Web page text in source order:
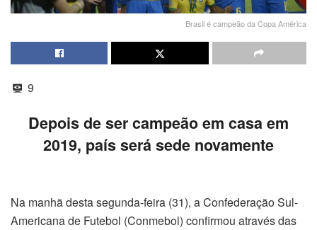
Brasil é campeão da Copa América
9
Depois de ser campeão em casa em
2019, país será sede novamente
Na manhã desta segunda-feira (31), a Confederação Sul-
Americana de Futebol (Conmebol) confirmou através das